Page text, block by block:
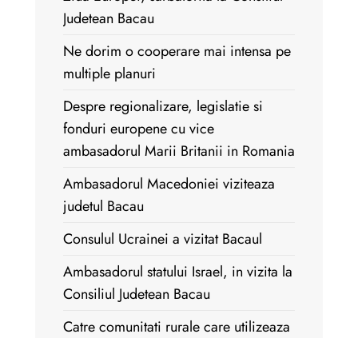
Judetean Bacau
Ne dorim o cooperare mai intensa pe
multiple planuri
Despre regionalizare, legislatie si
fonduri europene cu vice
ambasadorul Marii Britanii in Romania
Ambasadorul Macedoniei viziteaza
judetul Bacau
Consulul Ucrainei a vizitat Bacaul
Ambasadorul statului Israel, in vizita la
Consiliul Judetean Bacau
Catre comunitati rurale care utilizeaza